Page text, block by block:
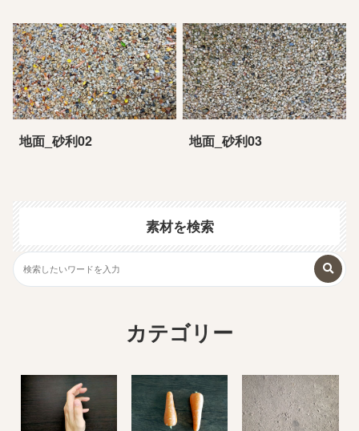
地面_砂利02 地面_砂利03
素材を検索
カテゴリー